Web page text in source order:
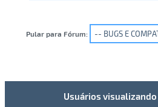
Pular para Fórum:
Usuários